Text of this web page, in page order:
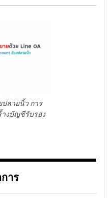
ปลายนิ้ว การ
างบัญชีรับรอง
าร